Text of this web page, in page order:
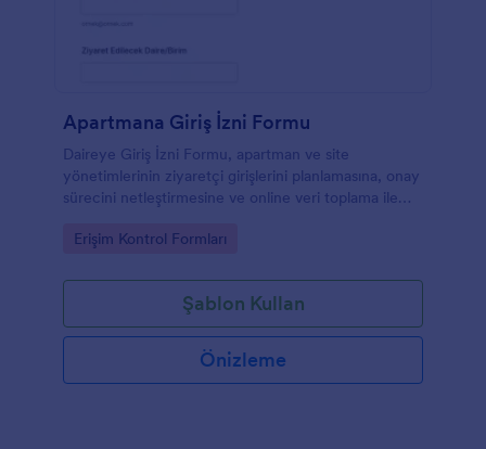
Apartmana Giriş İzni Formu
Daireye Giriş İzni Formu, apartman ve site
yönetimlerinin ziyaretçi girişlerini planlamasına, onay
sürecini netleştirmesine ve online veri toplama ile
olur.
Go to Category:
Erişim Kontrol Formları
Şablon Kullan
Önizleme